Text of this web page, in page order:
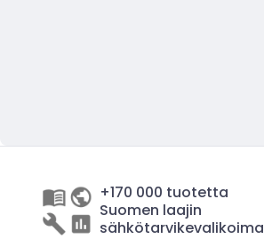
+170 000 tuotetta
Suomen laajin
sähkötarvikevalikoima